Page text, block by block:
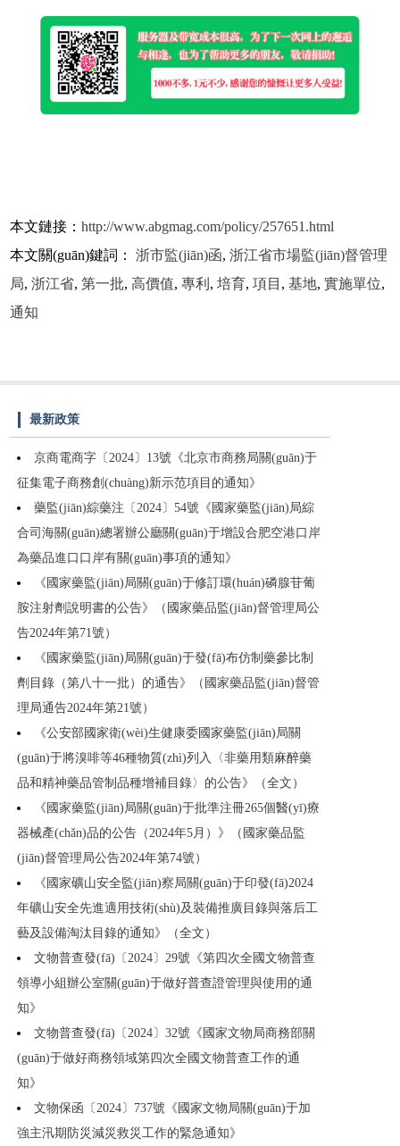
本文鏈接：http://www.abgmag.com/policy/257651.html
本文關(guān)鍵詞：浙市監(jiān)函,浙江省市場監(jiān)督管理
局,浙江省,第一批,高價值,專利 ,培育,項目 ,基地,實施單位,
通知
最新政策
京商電商字〔2024〕13號《北京市商務局關(guān)于
征集電子商務創(chuàng)新示范項目的通知》
藥監(jiān)綜藥注〔2024〕54號《國家藥監(jiān)局綜
合司海關(guān)總署辦公廳關(guān)于增設合肥空港口岸
為藥品進口口岸有關(guān)事項的通知》
《國家藥監(jiān)局關(guān)于修訂環(huán)磷腺苷葡
胺注射劑說明書的公告》（國家藥品監(jiān)督管理局公
告2024年第71號）
《國家藥監(jiān)局關(guān)于發(fā)布仿制藥參比制
劑目錄（第八十一批）的通告》（國家藥品監(jiān)督管
理局通告2024年第21號）
《公安部國家衛(wèi)生健康委國家藥監(jiān)局關
(guān)于將溴啡等46種物質(zhì)列入〈非藥用類麻醉藥
品和精神藥品管制品種增補目錄〉的公告》（全文）
《國家藥監(jiān)局關(guān)于批準注冊265個醫(yī)療
器械產(chǎn)品的公告（2024年5月）》（國家藥品監
(jiān)督管理局公告2024年第74號）
《國家礦山安全監(jiān)察局關(guān)于印發(fā)2024
年礦山安全先進適用技術(shù)及裝備推廣目錄與落后工
藝及設備淘汰目錄的通知》（全文）
文物普查發(fā)〔2024〕29號《第四次全國文物普查
領導小組辦公室關(guān)于做好普查證管理與使用的通
知》
文物普查發(fā)〔2024〕32號《國家文物局商務部關
(guān)于做好商務領域第四次全國文物普查工作的通
知》
文物保函〔2024〕737號《國家文物局關(guān)于加
強主汛期防災減災救災工作的緊急通知》